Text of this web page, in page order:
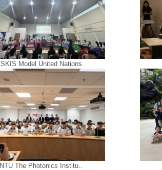
SKIS Model United Nations
NTU The Photonics Institu..